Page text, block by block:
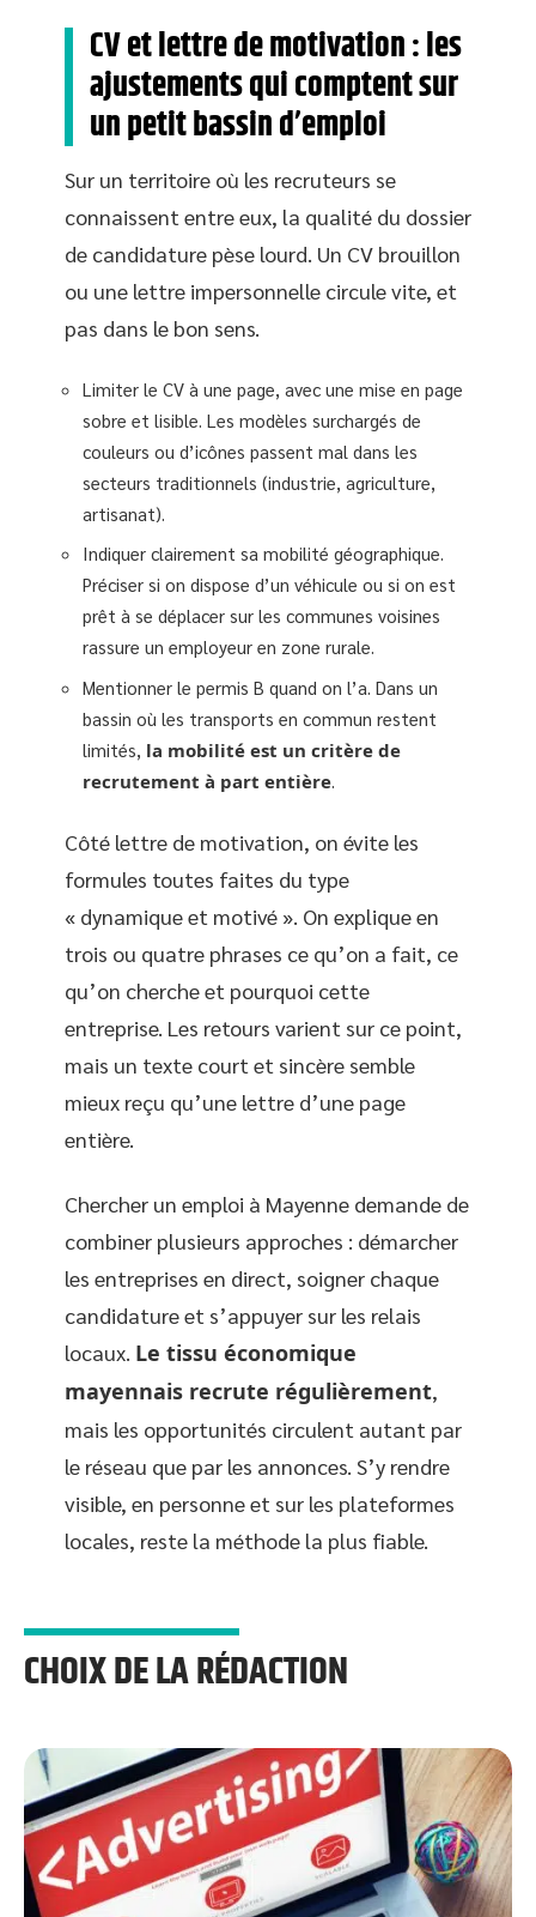
CV et lettre de motivation : les
ajustements qui comptent sur
un petit bassin d’emploi
Sur un territoire où les recruteurs se
connaissent entre eux, la qualité du dossier
de candidature pèse lourd. Un CV brouillon
ou une lettre impersonnelle circule vite, et
pas dans le bon sens.
Limiter le CV à une page, avec une mise en page
sobre et lisible. Les modèles surchargés de
couleurs ou d’icônes passent mal dans les
secteurs traditionnels (industrie, agriculture,
artisanat).
Indiquer clairement sa mobilité géographique.
Préciser si on dispose d’un véhicule ou si on est
prêt à se déplacer sur les communes voisines
rassure un employeur en zone rurale.
Mentionner le permis B quand on l’a. Dans un
bassin où les transports en commun restent
limités, la mobilité est un critère de
recrutement à part entière
Côté lettre de motivation, on évite les
formules toutes faites du type
« dynamique et motivé ». On explique en
trois ou quatre phrases ce qu’on a fait, ce
qu’on cherche et pourquoi cette
entreprise. Les retours varient sur ce point,
mais un texte court et sincère semble
mieux reçu qu’une lettre d’une page
entière.
Chercher un emploi à Mayenne demande de
combiner plusieurs approches : démarcher
les entreprises en direct, soigner chaque
candidature et s’appuyer sur les relais
locaux. Le tissu économique
mayennais recrute régulièrement,
mais les opportunités circulent autant par
le réseau que par les annonces. S’y rendre
visible, en personne et sur les plateformes
locales, reste la méthode la plus fiable.
CHOIX DE LA RÉDACTION